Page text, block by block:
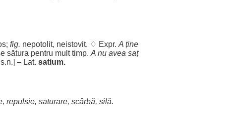
; fig. nepotolit, neistovit. ♢ Expr. A ține
sătura pentru mult timp. A nu avea saț
s.n.] – Lat. satium.
, repulsie, saturare, scârbă, silă.